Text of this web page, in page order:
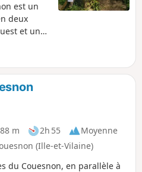
est un
deux
et une
Le
sinueux
Son
à
disparue,
la joie des
m 2h 55
Moyenne
(Ille-et-Vilaine)
du Couesnon, en parallèle à